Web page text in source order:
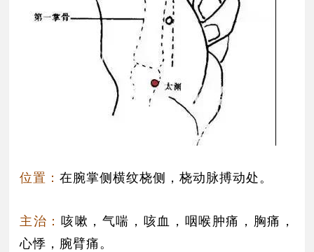
位置：在腕掌侧横纹桡侧，桡动脉搏动处。
主治： 咳嗽，气喘，咳血，咽喉肿痛，胸痛，
心悸，腕臂痛。